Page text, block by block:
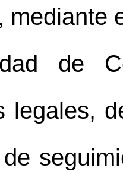
mediante
de
legales,